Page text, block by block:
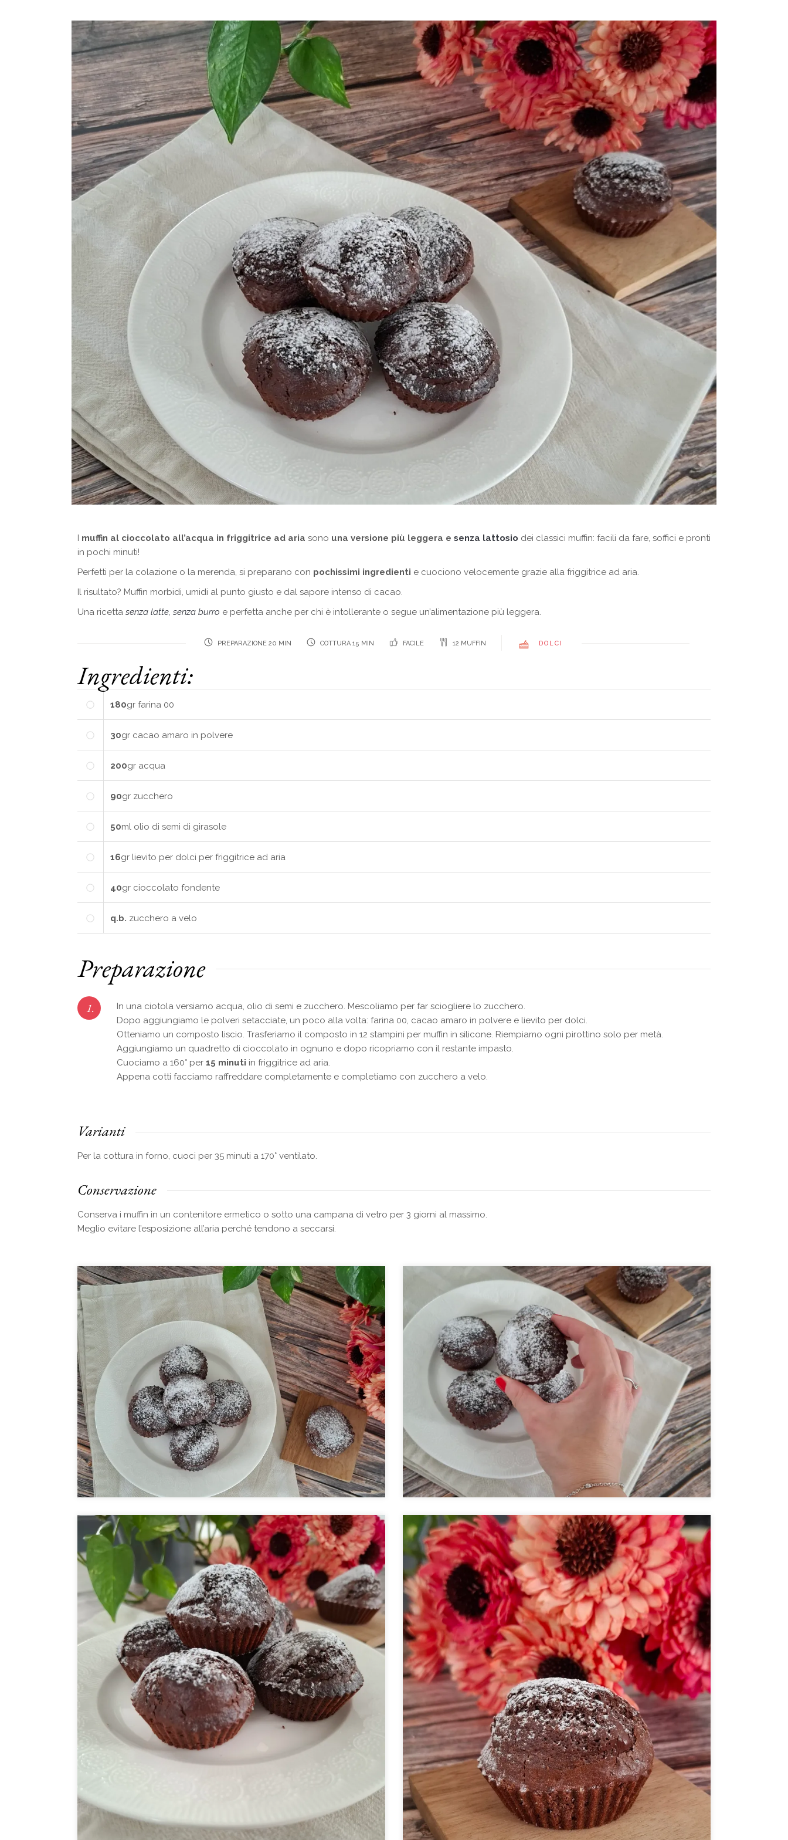
Sughi, salse, creme e
basi
Ricette con Friggitrice ad
Aria
Raccolte
Ricette tipiche regionali
Ricette dal Mondo
Raccolte
Ricette tipiche regionali
Ricette dal Mondo
I muffin al cioccolato all’acqua in friggitrice ad aria sono una versione più leggera e senza lattosio dei classici muffin: facili da fare, soffici e pronti
in pochi minuti!
Perfetti per la colazione o la merenda, si preparano con pochissimi ingredienti e cuociono velocemente grazie alla friggitrice ad aria.
Il risultato? Muffin morbidi, umidi al punto giusto e dal sapore intenso di cacao.
Una ricetta senza latte, senza burro e perfetta anche per chi è intollerante o segue un’alimentazione più leggera.
PREPARAZIONE 20 MIN COTTURA 15 MIN FACILE 12 MUFFIN DOLCI
Ingredienti:
180gr farina 00
30gr cacao amaro in polvere
200gr acqua
90gr zucchero
50ml olio di semi di girasole
16gr lievito per dolci per friggitrice ad aria
40gr cioccolato fondente
q.b. zucchero a velo
Preparazione
1.
In una ciotola versiamo acqua, olio di semi e zucchero. Mescoliamo per far sciogliere lo zucchero.
Dopo aggiungiamo le polveri setacciate, un poco alla volta: farina 00, cacao amaro in polvere e lievito per dolci.
Otteniamo un composto liscio. Trasferiamo il composto in 12 stampini per muffin in silicone. Riempiamo ogni pirottino solo per metà.
Aggiungiamo un quadretto di cioccolato in ognuno e dopo ricopriamo con il restante impasto.
Cuociamo a 160° per 15 minuti in friggitrice ad aria.
Appena cotti facciamo raffreddare completamente e completiamo con zucchero a velo.
Varianti
Per la cottura in forno, cuoci per 35 minuti a 170° ventilato.
Conservazione
Conserva i muffin in un contenitore ermetico o sotto una campana di vetro per 3 giorni al massimo.
Meglio evitare l’esposizione all’aria perché tendono a seccarsi.